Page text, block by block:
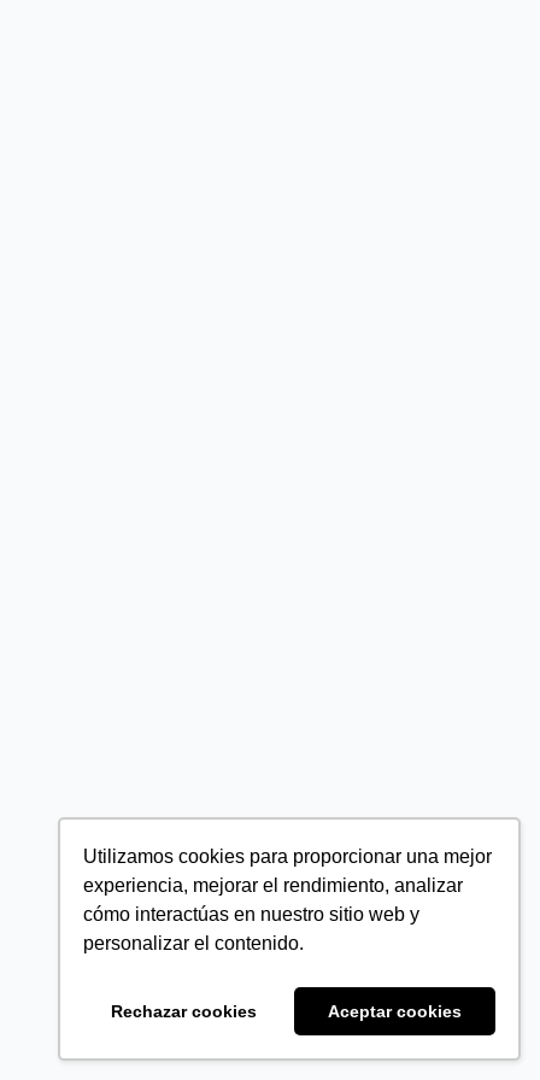
Utilizamos cookies para proporcionar una mejor
experiencia, mejorar el rendimiento, analizar
cómo interactúas en nuestro sitio web y
personalizar el contenido.
Rechazar cookies Aceptar cookies